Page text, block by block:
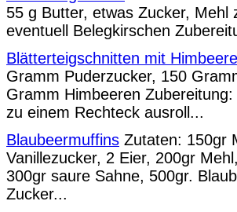
55 g Butter, etwas Zucker, Mehl
eventuell Belegkirschen
Blätterteigschnitten mit
Gramm Puderzucker, 150
Gramm Himbeeren
zu einem Rechteck ausroll...
Blaubeermuffins Zutaten: 150gr
Vanillezucker, 2 Eier, 200gr
300gr saure Sahne, 500gr.
Zucker...